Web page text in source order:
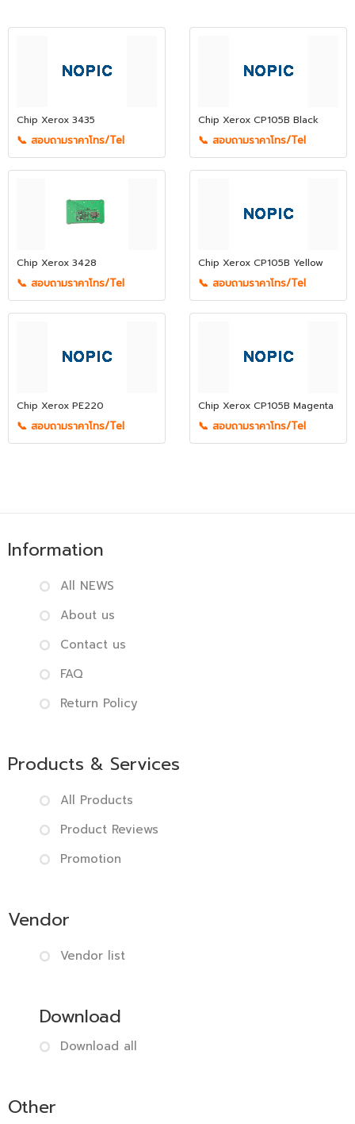
Chip Xerox 3435
📞 สอบถามราคาโทร/Tel
Chip Xerox CP105B Black
📞 สอบถามราคาโทร/Tel
Chip Xerox 3428
📞 สอบถามราคาโทร/Tel
Chip Xerox CP105B Yellow
📞 สอบถามราคาโทร/Tel
Chip Xerox PE220
📞 สอบถามราคาโทร/Tel
Chip Xerox CP105B Magenta
📞 สอบถามราคาโทร/Tel
Information
All NEWS
About us
Contact us
FAQ
Return Policy
Products & Services
All Products
Product Reviews
Promotion
Vendor
Vendor list
Download
Download all
Other